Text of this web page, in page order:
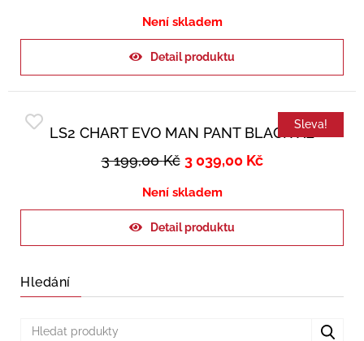
Není skladem
Detail produktu
Sleva!
LS2 CHART EVO MAN PANT BLACK XL
3 199,00Kč 3 039,00 Kč
Není skladem
Detail produktu
Hledání